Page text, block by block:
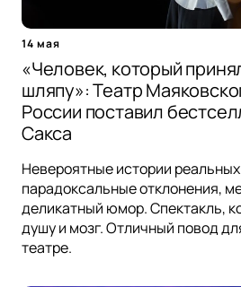
14 мая
«Человек, который
шляпу»: Театр
России поставил
Сакса
Невероятные истории
парадоксальные отклонения,
деликатный юмор. Спектакль,
душу и мозг. Отличный повод
театре.